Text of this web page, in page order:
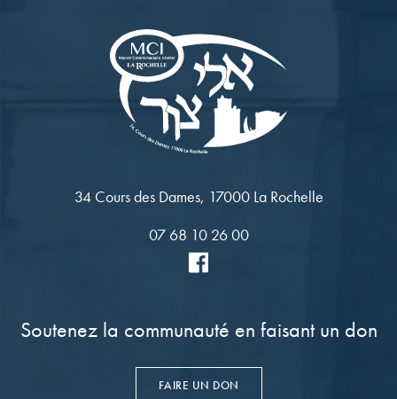
34 Cours des Dames, 17000 La Rochelle
07 68 10 26 00
Soutenez la communauté en faisant un don
FAIRE UN DON